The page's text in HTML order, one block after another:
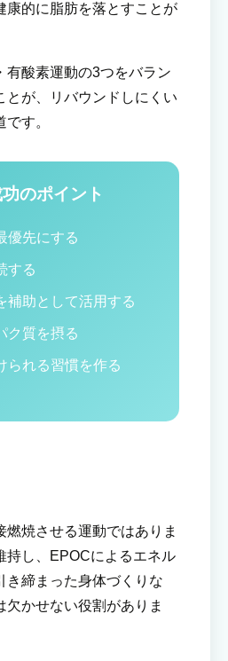
康的に脂肪を落とすことが
有酸素運動の3つをバラン
とが、リバウンドしにくい
す。
のポイント
優先にする
する
補助として活用する
ク質を摂る
られる習慣を作る
燃焼させる運動ではありま
持し、EPOCによるエネル
き締まった身体づくりな
欠かせない役割がありま